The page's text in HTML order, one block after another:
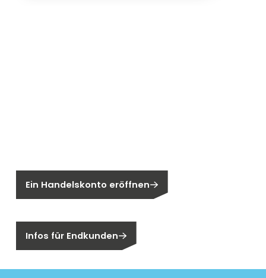
Ein Handelskonto eröffnen
Infos für Endkunden